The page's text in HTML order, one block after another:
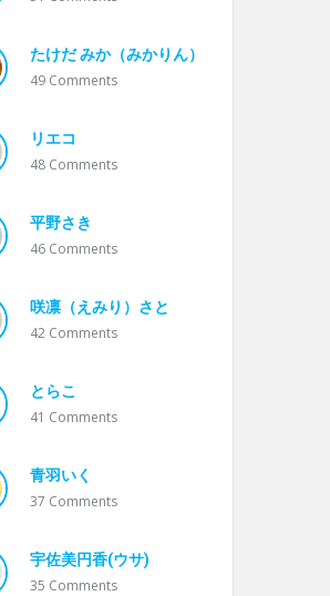
たけだ みか（みかりん）
49 Comments
リエコ
48 Comments
平野さき
46 Comments
咲凛（えみり）さと
42 Comments
とらこ
41 Comments
青羽いく
37 Comments
宇佐美円香(ウサ)
35 Comments